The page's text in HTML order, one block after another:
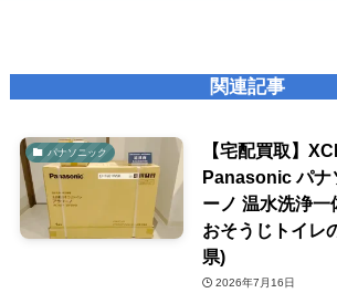
関連記事
パナソニック
【宅配買取】
Panasonic パナ
ーノ 温水洗浄一
おそうじトイレ
県)
2026年7月16日